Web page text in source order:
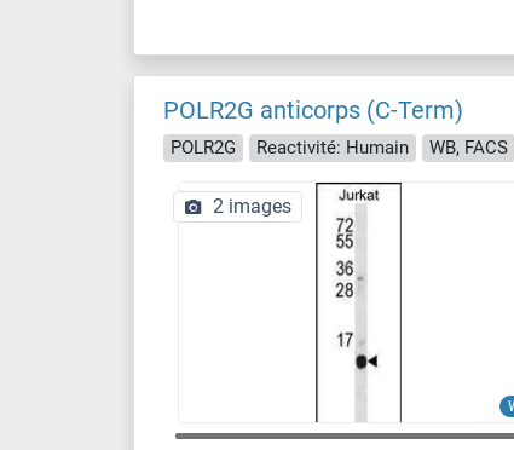
POLR2G anticorps (C-Term)
POLR2G Reactivité: Humain WB, FACS
2 images